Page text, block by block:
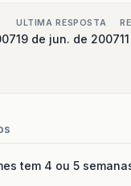
ULTIMA RESPOSTA
19 de jun. de 200711
tem 4 ou 5